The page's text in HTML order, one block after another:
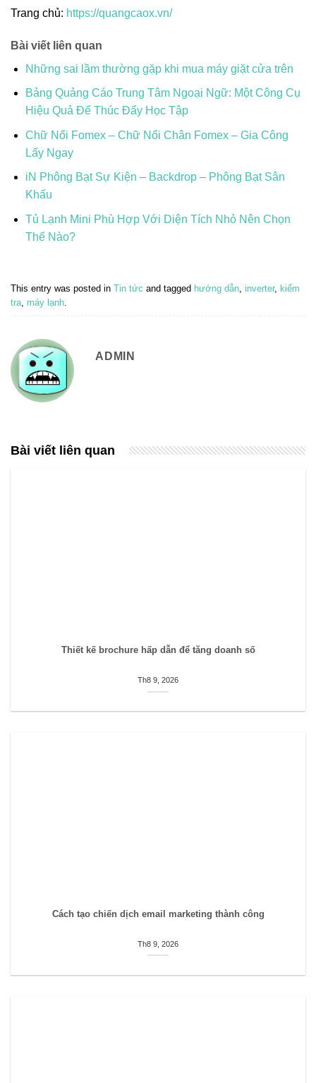
Trang chủ: https://quangcaox.vn/
Bài viết liên quan
Những sai lầm thường gặp khi mua máy giặt cửa trên
Bảng Quảng Cáo Trung Tâm Ngoại Ngữ: Một Công Cụ
Hiệu Quả Để Thúc Đẩy Học Tập
Chữ Nổi Fomex – Chữ Nổi Chân Fomex – Gia Công
Lấy Ngay
iN Phông Bạt Sự Kiện – Backdrop – Phông Bạt Sân
Khấu
Tủ Lạnh Mini Phù Hợp Với Diện Tích Nhỏ Nên Chọn
Thế Nào?
This entry was posted in Tin tức and tagged hướng dẫn, inverter, kiểm
tra, máy lạnh.
ADMIN
Bài viết liên quan
Thiết kế brochure hấp dẫn để tăng doanh số
Th8 9, 2026
Cách tạo chiến dịch email marketing thành công
Th8 9, 2026